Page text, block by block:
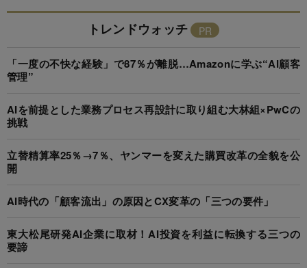
トレンドウォッチ
「一度の不快な経験」で87％が離脱…Amazonに学ぶ“AI顧客
管理”
AIを前提とした業務プロセス再設計に取り組む大林組×PwCの
挑戦
立替精算率25％→7％、ヤンマーを変えた購買改革の全貌を公
開
AI時代の「顧客流出」の原因とCX変革の「三つの要件」
東大松尾研発AI企業に取材！AI投資を利益に転換する三つの
要諦